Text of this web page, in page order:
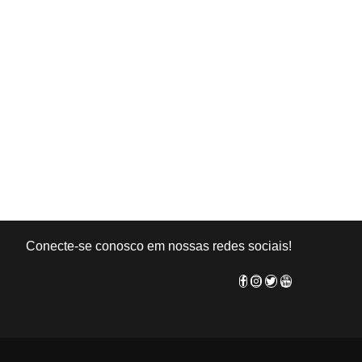
Conecte-se conosco em nossas redes sociais!